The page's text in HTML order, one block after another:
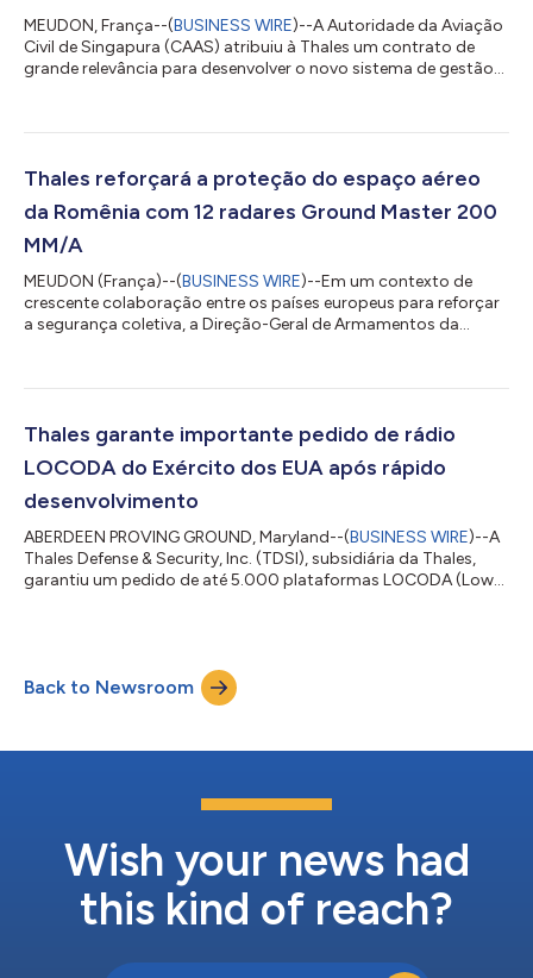
MEUDON, França--(BUSINESS WIRE)--A Autoridade da Aviação
Civil de Singapura (CAAS) atribuiu à Thales um contrato de
grande relevância para desenvolver o novo sistema de gestão
para um ecossistema de aviação mais eficiente, seguro e
LORADS III pela solução TopSky – ATC One da Thales. O projeto
abrange também a transferência...
Thales reforçará a proteção do espaço aéreo
da Romênia com 12 radares Ground Master 200
MM/A
MEUDON (França)--(BUSINESS WIRE)--Em um contexto de
crescente colaboração entre os países europeus para reforçar
a segurança coletiva, a Direção-Geral de Armamentos da
adquirir 12 radares Thales Ground Master 200 Multi-Mission All-
pelo programa SAFE da União Europeia, evidencia o elevado
nível da parceria entre a França e a Romênia....
Thales garante importante pedido de rádio
LOCODA do Exército dos EUA após rápido
desenvolvimento
ABERDEEN PROVING GROUND, Maryland--(BUSINESS WIRE)--A
Thales Defense & Security, Inc. (TDSI), subsidiária da Thales,
garantiu um pedido de até 5.000 plataformas LOCODA (Low
comunicações de voz e dados e se integra facilmente aos
suportes de rádio em todas as plataformas de veículos atuais e
futuras do Exército dos EUA. A...
Back to Newsroom
Wish your news had
this kind of reach?